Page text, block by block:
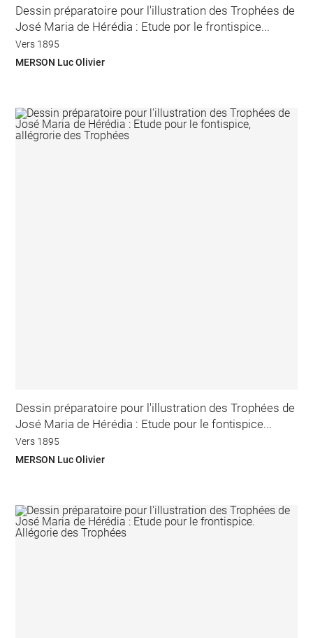
Dessin préparatoire pour l'illustration des Trophées de
José Maria de Hérédia : Etude por le frontispice...
Vers 1895
MERSON Luc Olivier
Dessin préparatoire pour l'illustration des Trophées de
José Maria de Hérédia : Etude pour le fontispice...
Vers 1895
MERSON Luc Olivier